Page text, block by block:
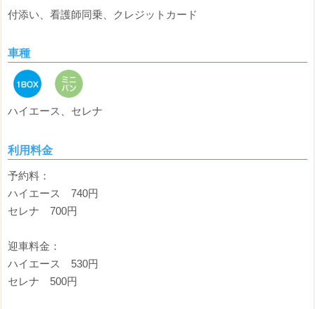
付添い、看護師同乗、クレジットカード
車種
ハイエース、セレナ
利用料金
予約料：
ハイエース 740円
セレナ 700円
迎車料金：
ハイエース 530円
セレナ 500円